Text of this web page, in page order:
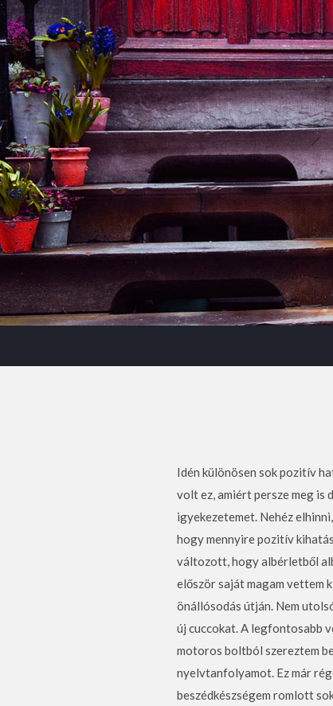
Idén különösen sok pozitív
volt ez, amiért persze meg is
igyekezetemet. Nehéz
hogy mennyire pozitív
változott, hogy albérletből
először saját magam vettem
önállósodás útján. Nem
új cuccokat. A legfontosabb
motoros boltból szereztem
nyelvtanfolyamot. Ez már
beszédkészségem romlott